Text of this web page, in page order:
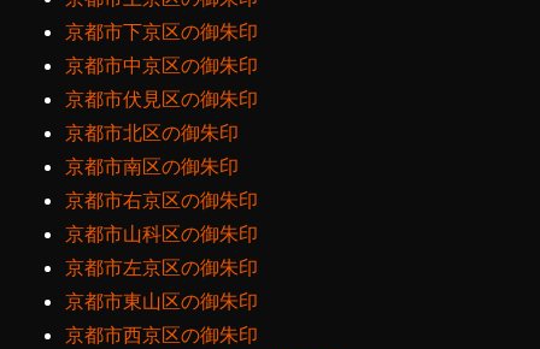
京都市下京区の御朱印
京都市中京区の御朱印
京都市伏見区の御朱印
京都市北区の御朱印
京都市南区の御朱印
京都市右京区の御朱印
京都市山科区の御朱印
京都市左京区の御朱印
京都市東山区の御朱印
京都市西京区の御朱印